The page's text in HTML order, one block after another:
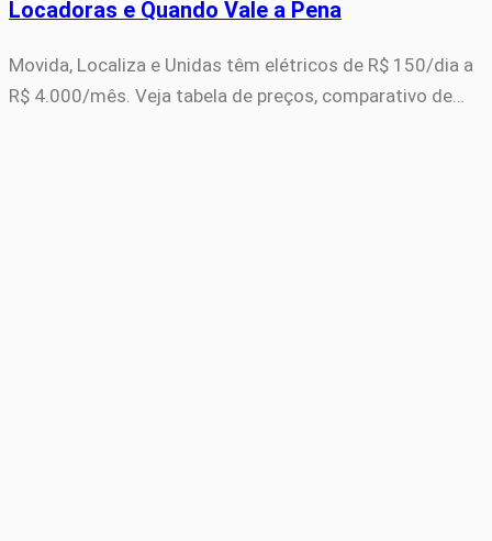
Locadoras e Quando Vale a Pena
Movida, Localiza e Unidas têm elétricos de R$ 150/dia a
R$ 4.000/mês. Veja tabela de preços, comparativo de…